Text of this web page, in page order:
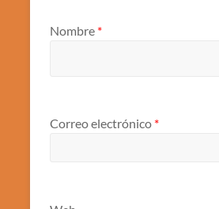
Nombre *
Correo electrónico *